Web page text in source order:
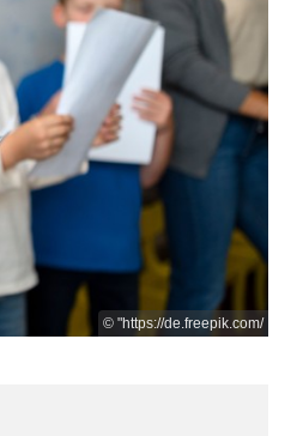
© "https://de.freepik.com/